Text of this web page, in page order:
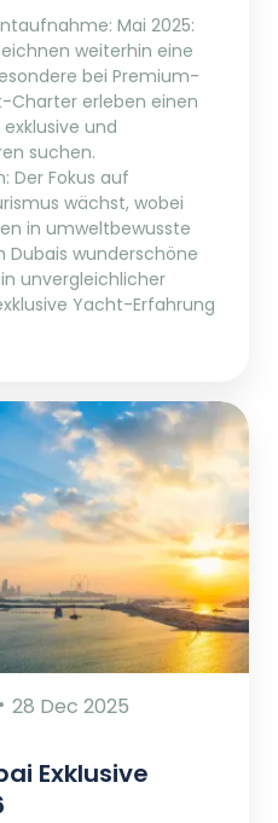
Mai 2025:
weiterhin eine
bei Premium-
Charter erleben einen
und
suchen.
Der Fokus auf
wächst, wobei
in umweltbewusste
Dubais wunderschöne
unvergleichlicher
Yacht-Erfahrung
28 Dec 2025
Exklusive